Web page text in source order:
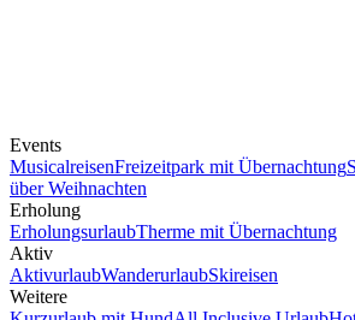
Events
MusicalreisenFreizeitpark mit Übernachtung
über Weihnachten
Erholung
ErholungsurlaubTherme mit Übernachtung
Aktiv
AktivurlaubWanderurlaubSkireisen
Weitere